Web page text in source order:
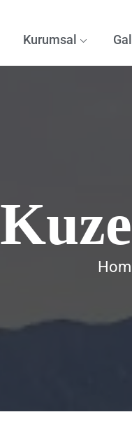
Kurumsal